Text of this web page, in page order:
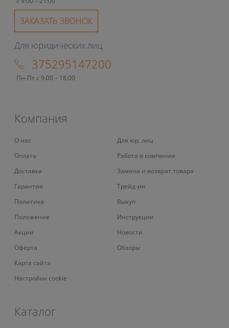
ЗАКАЗАТЬ ЗВОНОК
Для юридических лиц
375295147200
Пн-Пт с 9:00 – 18:00
Компания
О нас
Оплата
Доставка
Гарантия
Политика
Положение
Акции
Оферта
Карта сайта
Настройки cookie
Для юр. лиц
Работа в компании
Замена и возврат товара
Трейд-ин
Выкуп
Инструкции
Новости
Обзоры
Каталог